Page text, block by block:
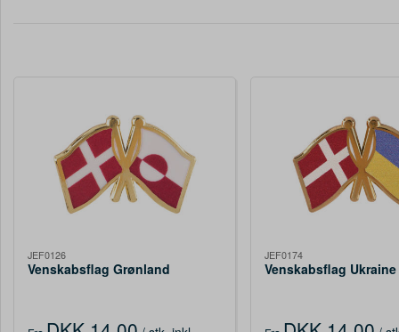
JEF0126
Venskabsflag Grønland
JEF0174
Venskabsflag Ukraine